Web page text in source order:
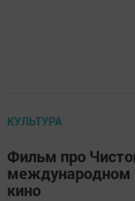
КУЛЬТУРА
Фильм про
международном
кино